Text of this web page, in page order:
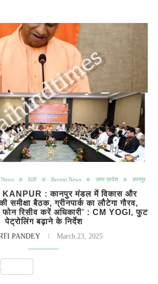
BJP Recent News उत्तर प्रदेश कानपुर
KANPUR : कानपुर मंडल में विकास और
समीक्षा बैठक, ग्रीनपार्क का लौटेगा गौरव,
फोन रिसीव करें अधिकारी’ : CM YOGI, फुट
पेट्रोलिंग बढ़ाने के निर्देश
PANDEY March 23, 2025
Share